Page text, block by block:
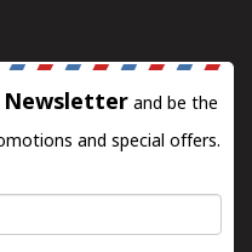
Newsletter and be the
and special offers.